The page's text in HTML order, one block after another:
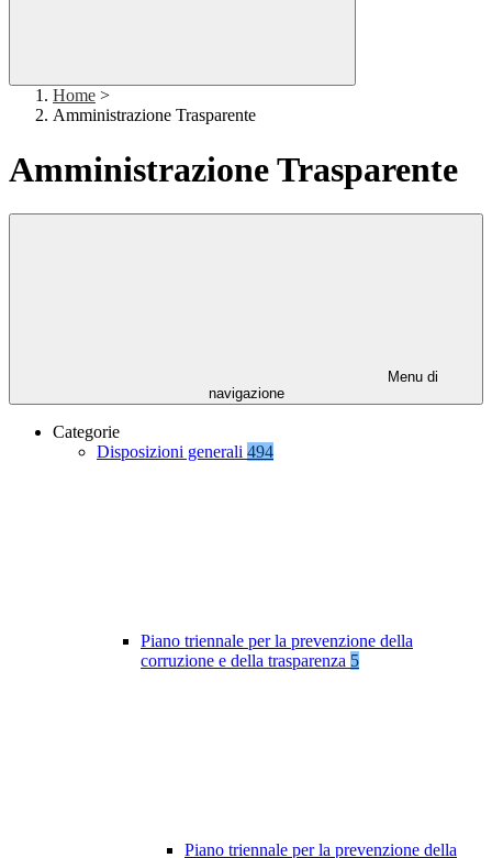
Home >
Amministrazione Trasparente
Amministrazione Trasparente
Menu di
navigazione
Categorie
Disposizioni generali 494
Piano triennale per la prevenzione della
corruzione e della trasparenza 5
Piano triennale per la prevenzione della